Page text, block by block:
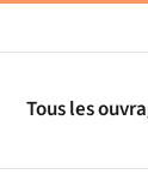
Tous les